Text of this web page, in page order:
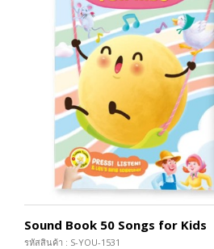
Sound Book 50 Songs for Kids
รหัสสินค้า : S-YOU-1531